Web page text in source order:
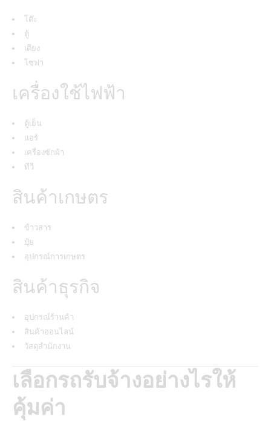
โต๊ะ
ตู้
เตียง
โซฟา
เครื่องใช้ไฟฟ้า
ตู้เย็น
แอร์
เครื่องซักผ้า
ทีวี
สินค้าเกษตร
ข้าวสาร
ปุ๋ย
อุปกรณ์การเกษตร
สินค้าธุรกิจ
อุปกรณ์ร้านค้า
สินค้าออนไลน์
วัสดุสำนักงาน
เลือกรถรับจ้างอย่างไรให้
คุ้มค่า